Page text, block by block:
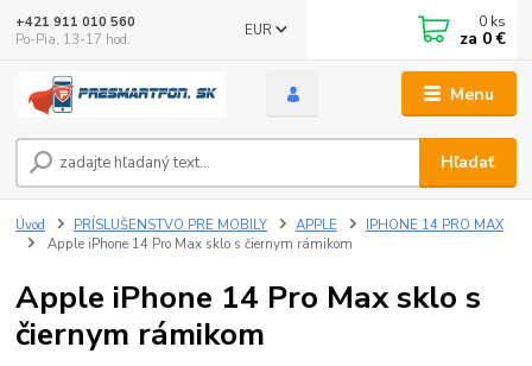
Menu
EUR
Hľadať
+421 911 010 560
Po-Pia, 13-17 hod.
0 ks
za 0 €
Úvod PRÍSLUŠENSTVO PRE MOBILY APPLE
IPHONE 14 PRO MAX
Apple iPhone 14 Pro Max sklo s čiernym rámikom
Apple iPhone 14 Pro Max sklo s
čiernym rámikom